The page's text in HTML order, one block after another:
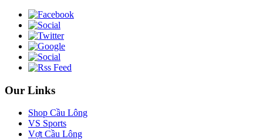
Our Links
Shop Cầu Lông
VS Sports
Vợt Cầu Lông